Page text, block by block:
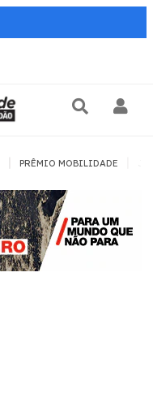
PRÊMIO MOBILIDADE